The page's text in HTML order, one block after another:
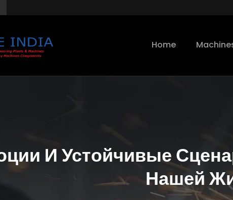
Home
И Устойчивые
Нашей